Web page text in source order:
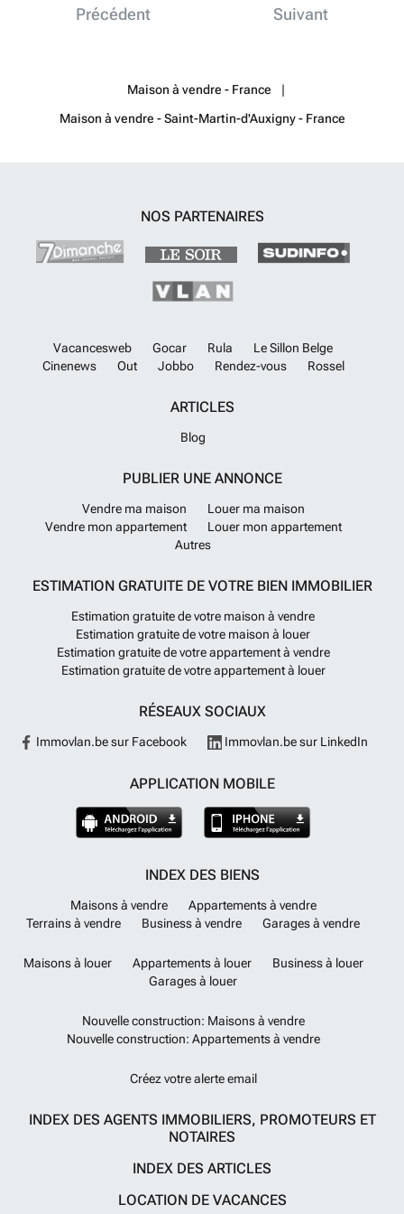
Précédent Suivant
Maison à vendre - France
Maison à vendre - Saint-Martin-d'Auxigny - France
NOS PARTENAIRES
Vacancesweb Gocar Rula
Le Sillon Belge
Cinenews
Out Jobbo Rendez-vous Rossel
ARTICLES
Blog
PUBLIER UNE ANNONCE
Vendre ma maison
Louer ma maison
Vendre mon appartement
Louer mon appartement
Autres
ESTIMATION GRATUITE DE VOTRE BIEN IMMOBILIER
Estimation gratuite de votre maison à vendre
Estimation gratuite de votre maison à louer
Estimation gratuite de votre appartement à vendre
Estimation gratuite de votre appartement à louer
RÉSEAUX SOCIAUX
Immovlan.be sur Facebook Immovlan.be sur LinkedIn
APPLICATION MOBILE
INDEX DES BIENS
Maisons à vendre
Appartements à vendre
Terrains à vendre
Business à vendre Garages à vendre
Maisons à louer Appartements à louer
Business à louer
Garages à louer
Nouvelle construction: Maisons à vendre
Nouvelle construction: Appartements à vendre
Créez votre alerte email
INDEX DES AGENTS IMMOBILIERS, PROMOTEURS ET
NOTAIRES
INDEX DES ARTICLES
LOCATION DE VACANCES